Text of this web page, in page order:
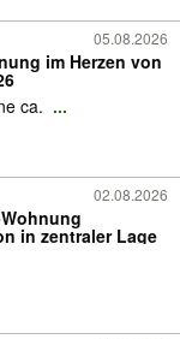
05.08.2026
im Herzen von
ca. ...
02.08.2026
in zentraler Lage